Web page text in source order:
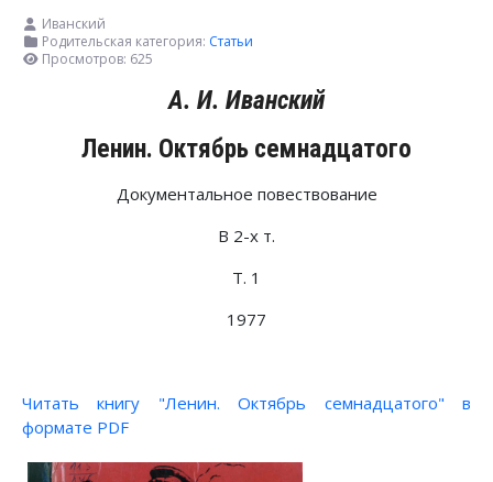
Иванский
Родительская категория: Статьи
Просмотров: 625
А. И. Иванский
Ленин. Октябрь семнадцатого
Документальное повествование
В 2-х т.
Т. 1
1977
Читать книгу "Ленин. Октябрь семнадцатого" в
формате PDF